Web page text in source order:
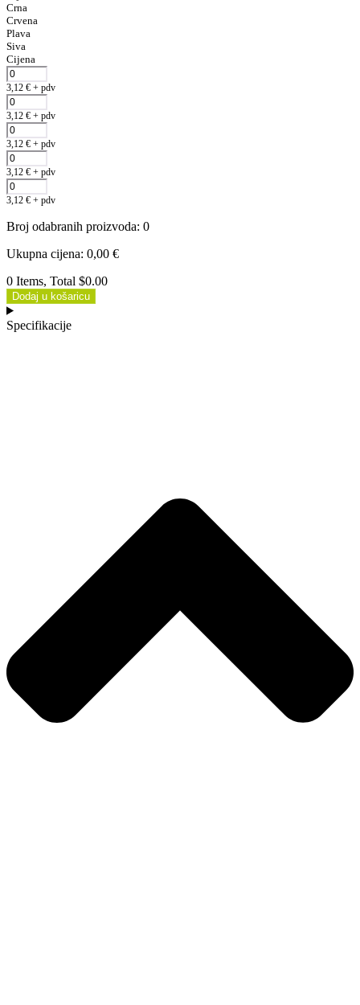
Crna
Crvena
Plava
Siva
Cijena
3,12 € + pdv
3,12 € + pdv
3,12 € + pdv
3,12 € + pdv
3,12 € + pdv
Broj odabranih proizvoda: 0
Ukupna cijena: 0,00 €
0 Items, Total $0.00
Dodaj u košaricu
Specifikacije